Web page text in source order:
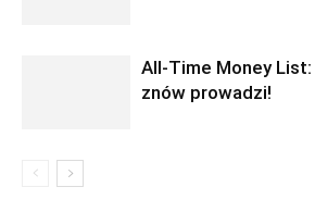
All-Time Money List:
znów prowadzi!